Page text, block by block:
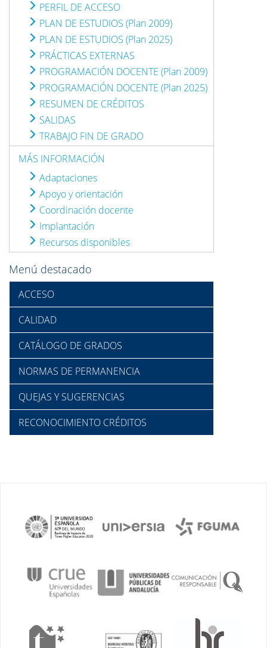
PERFIL DE ACCESO
PLAN DE ESTUDIOS (Plan 2009)
PLAN DE ESTUDIOS (Plan 2025)
PRÁCTICAS EXTERNAS
PROGRAMACIÓN DOCENTE (Plan 2009)
PROGRAMACIÓN DOCENTE (Plan 2025)
RESUMEN DE CRÉDITOS
SALIDAS
TRABAJO FIN DE GRADO
MÁS INFORMACIÓN
Adaptaciones
Apoyo y orientación
Coordinación docente
Implantación
Recursos disponibles
Menú destacado
ACCESO
CALIDAD
CATÁLOGO DE GRADOS
NORMAS DE PERMANENCIA
QUEJAS Y SUGERENCIAS
RECONOCIMIENTO CRÉDITOS